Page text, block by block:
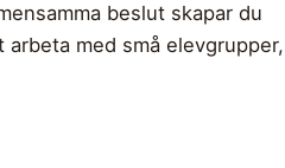
beslut skapar du
med små elevgrupper,